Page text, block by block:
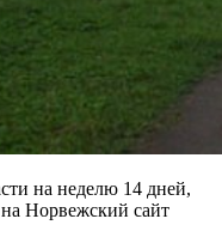
на неделю 14 дней,
Норвежский сайт